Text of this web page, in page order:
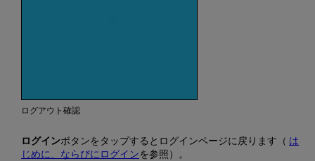
ログアウト確認
ログインボタンをタップするとログインページに戻ります（ は
じめに、ならびにログインを参照）。